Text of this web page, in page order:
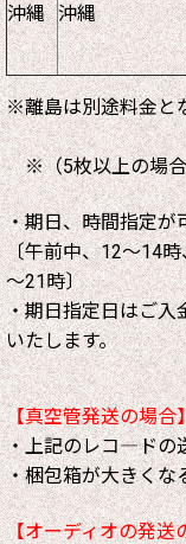
沖縄 沖縄
※離島は別途料金と
※（5枚以上の場合
・期日、時間指定が
〔午前中、12～14
～21時〕
・期日指定日はご入
いたします。
【真空管発送の場合
・上記のレコ―ドの
・梱包箱が大きくな
【オーディオの発送